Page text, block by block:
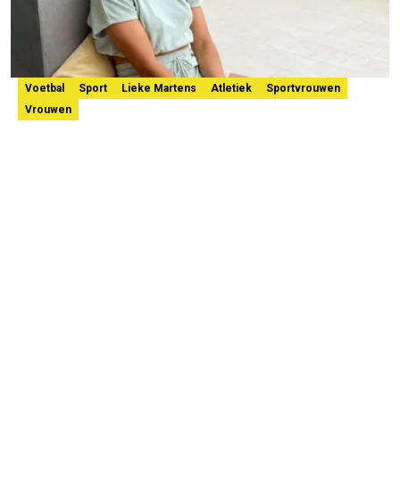
Voetbal Sport Lieke Martens Atletiek
Sportvrouwen
Vrouwen